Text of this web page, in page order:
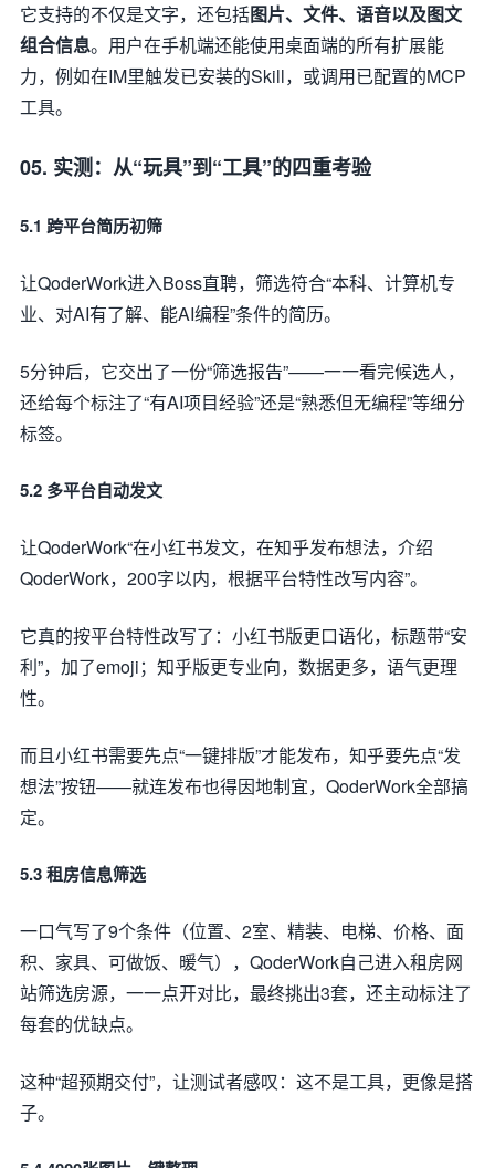
它支持的不仅是文字，还包括图片、文件、语音以及图文
组合信息。用户在手机端还能使用桌面端的所有扩展能
力，例如在IM里触发已安装的Skill，或调用已配置的MCP
工具。
05. 实测：从“玩具”到“工具”的四重考验
5.1 跨平台简历初筛
让QoderWork进入Boss直聘，筛选符合“本科、计算机专
业、对AI有了解、能AI编程”条件的简历。
5分钟后，它交出了一份“筛选报告”——一一看完候选人，
还给每个标注了“有AI项目经验”还是“熟悉但无编程”等细分
标签。
5.2 多平台自动发文
让QoderWork“在小红书发文，在知乎发布想法，介绍
QoderWork，200字以内，根据平台特性改写内容”。
它真的按平台特性改写了：小红书版更口语化，标题带“安
利”，加了emoji；知乎版更专业向，数据更多，语气更理
性。
而且小红书需要先点“一键排版”才能发布，知乎要先点“发
想法”按钮——就连发布也得因地制宜，QoderWork全部搞
定。
5.3 租房信息筛选
一口气写了9个条件（位置、2室、精装、电梯、价格、面
积、家具、可做饭、暖气），QoderWork自己进入租房网
站筛选房源，一一点开对比，最终挑出3套，还主动标注了
每套的优缺点。
这种“超预期交付”，让测试者感叹：这不是工具，更像是搭
子。